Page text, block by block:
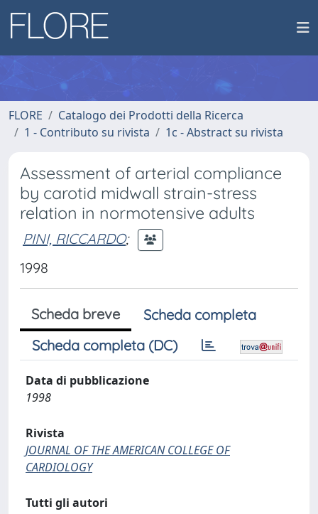
FLORE
Catalogo dei Prodotti della Ricerca
1 - Contributo su rivista
1c - Abstract su rivista
Assessment of arterial compliance
by carotid midwall strain-stress
relation in normotensive adults
PINI, RICCARDO;
1998
Scheda breve
Scheda completa
Scheda completa (DC)
Data di pubblicazione
1998
Rivista
JOURNAL OF THE AMERICAN COLLEGE OF
CARDIOLOGY
Tutti gli autori